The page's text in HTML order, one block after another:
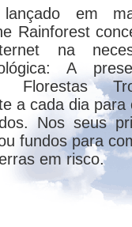
que,
que
nenhum
apenas
lançado em
Rainforest
na
A
Florestas
a cada dia para
Nos seus
fundos para
em risco.